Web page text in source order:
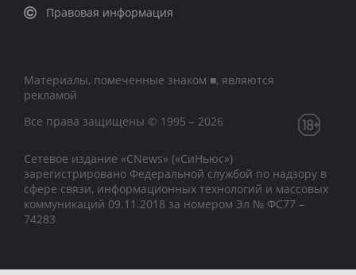
Правовая информация
Материалы, помеченные знаком ■, являются
рекламой
Все права защищены © 1995 – 2026
Сетевое издание «CNews» («СиНьюс»)
зарегистрировано Федеральной службой по надзору в
сфере связи, информационных технологий и массовых
коммуникаций 09.11.2018 за номером Эл № ФС77 –
74283